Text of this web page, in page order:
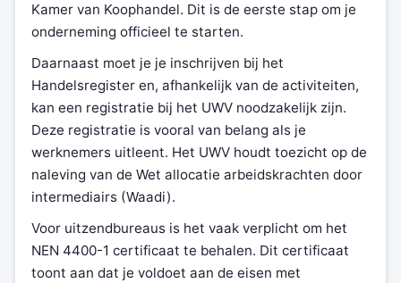
Kamer van Koophandel. Dit is de eerste stap om je
onderneming officieel te starten.
Daarnaast moet je je inschrijven bij het
Handelsregister en, afhankelijk van de activiteiten,
kan een registratie bij het UWV noodzakelijk zijn.
Deze registratie is vooral van belang als je
werknemers uitleent. Het UWV houdt toezicht op de
naleving van de Wet allocatie arbeidskrachten door
intermediairs (Waadi).
Voor uitzendbureaus is het vaak verplicht om het
NEN 4400-1 certificaat te behalen. Dit certificaat
toont aan dat je voldoet aan de eisen met